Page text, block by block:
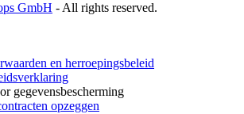
GmbH - All rights reserved.
en herroepingsbeleid
gegevensbescherming
opzeggen